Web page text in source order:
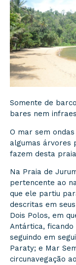
Somente de
bares nem
O mar sem
algumas árvores
fazem desta
Na Praia de
pertencente ao
que ele partiu
descritas em
Dois Polos, em
Antártica,
seguindo em
Paraty; e Mar
circunavegação